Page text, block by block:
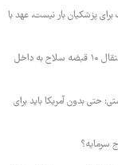
پزشکیان بار نیست، عهد با
ناکامی قاچاقچیان مسلح در انتقال ۱۰ قبضه سلاح به داخل
حتی بدون آمریکا باید برای
سرمایه؟